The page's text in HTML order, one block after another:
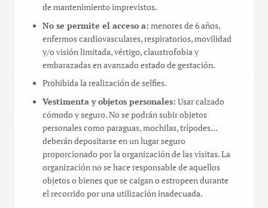
de mantenimiento imprevistos.
No se permite el acceso a: menores de 6 años,
enfermos cardiovasculares, respiratorios, movilidad
y/o visión limitada, vértigo, claustrofobia y
embarazadas en avanzado estado de gestación.
Prohibida la realización de selfies.
Vestimenta y objetos personales: Usar calzado
cómodo y seguro. No se podrán subir objetos
personales como paraguas, mochilas, trípodes…
deberán depositarse en un lugar seguro
proporcionado por la organización de las visitas. La
organización no se hace responsable de aquellos
objetos o bienes que se caigan o estropeen durante
el recorrido por una utilización inadecuada.